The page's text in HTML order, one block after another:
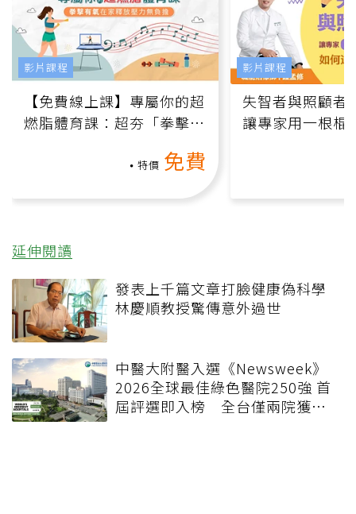
【免費線上課】專屬你的超
燃脂體育課：超夯「拳擊有
特價 免費
影片課程
失智者與照顧者
讓專家用一根棍
影片課程
延伸閱讀
發表上千篇文章打臉健康偽科學
林慶順教授驚傳意外過世
中醫大附醫入選《Newsweek》
2026全球最佳綠色醫院250強 首
屆評選即入榜 全台僅兩院獲